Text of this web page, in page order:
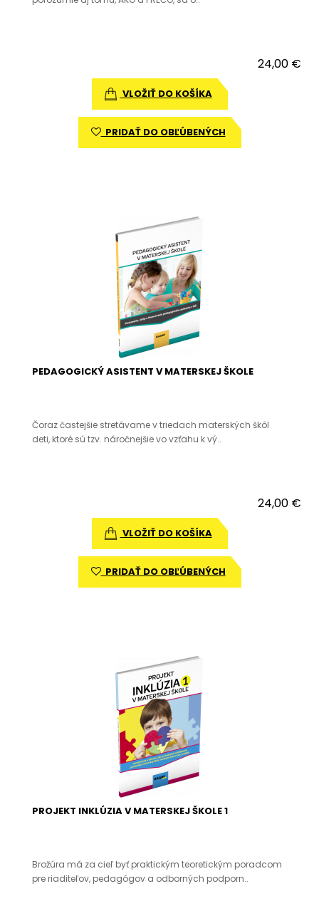
24,00 €
VLOŽIŤ DO KOŠÍKA
PRIDAŤ DO OBĽÚBENÝCH
PEDAGOGICKÝ ASISTENT V MATERSKEJ ŠKOLE
Čoraz častejšie stretávame v triedach materských škôl
deti, ktoré sú tzv. náročnejšie vo vzťahu k vý..
24,00 €
VLOŽIŤ DO KOŠÍKA
PRIDAŤ DO OBĽÚBENÝCH
PROJEKT INKLÚZIA V MATERSKEJ ŠKOLE 1
Brožúra má za cieľ byť praktickým teoretickým poradcom
pre riaditeľov, pedagógov a odborných podporn..